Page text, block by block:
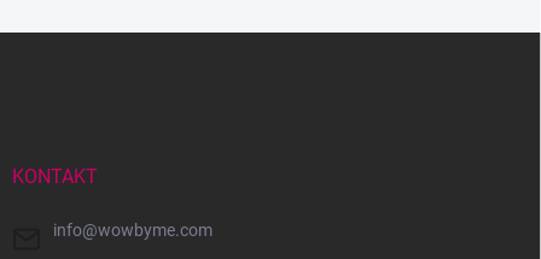
KONTAKT
info@wowbyme.com